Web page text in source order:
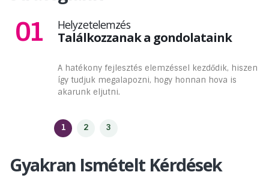
01 Helyzetelemzés
Találkozzanak a gondolataink
A hatékony fejlesztés elemzéssel kezdődik, hiszen
így tudjuk megalapozni, hogy honnan hova is
akarunk eljutni.
Gyakran Ismételt Kérdések